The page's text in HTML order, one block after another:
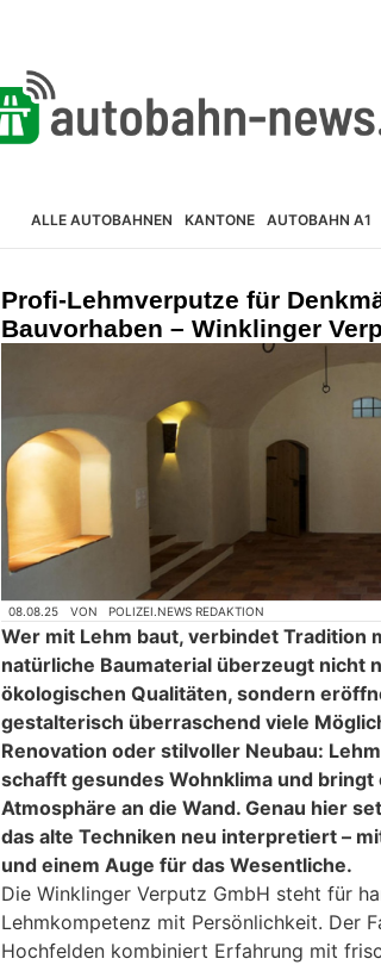
ALLE AUTOBAHNEN KANTONE AUTOBAHN A1
Profi-Lehmverputze für
Bauvorhaben – Winklinger
08.08.25 VON POLIZEI.NEWS REDAKTION
Wer mit Lehm baut, verbindet Tradition
natürliche Baumaterial überzeugt nicht
ökologischen Qualitäten, sondern
gestalterisch überraschend viele
Renovation oder stilvoller Neubau:
schafft gesundes Wohnklima und bringt
Atmosphäre an die Wand. Genau hier
das alte Techniken neu interpretiert –
und einem Auge für das Wesentliche.
Die Winklinger Verputz GmbH steht für
Lehmkompetenz mit Persönlichkeit. Der
Hochfelden kombiniert Erfahrung mit